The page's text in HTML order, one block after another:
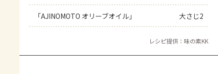
「AJINOMOTO オリーブオイル」 大さじ2
レシピ提供：味の素KK